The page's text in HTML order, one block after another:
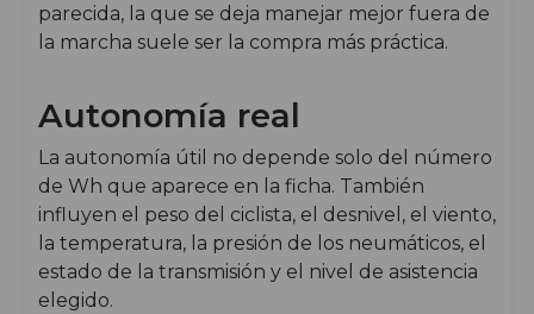
parecida, la que se deja manejar mejor fuera de
la marcha suele ser la compra más práctica.
Autonomía real
La autonomía útil no depende solo del número
de Wh que aparece en la ficha. También
influyen el peso del ciclista, el desnivel, el viento,
la temperatura, la presión de los neumáticos, el
estado de la transmisión y el nivel de asistencia
elegido.